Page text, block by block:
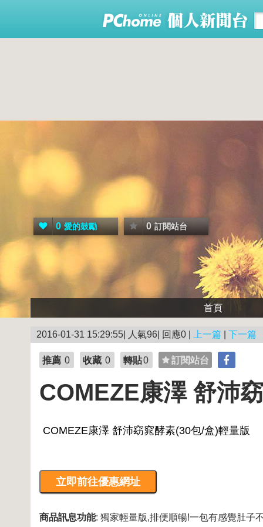
0 愛的鼓勵 0 訂閱站台
首頁
2016-01-31 15:29:55| 人氣96| 回應0 | 上一篇 下一篇
推薦 0 收藏 0 轉貼0 訂閱站台
COMEZE康澤 舒沛
商品訊息功能: 獨家輕量版,排便順暢!一包有感覺肚子